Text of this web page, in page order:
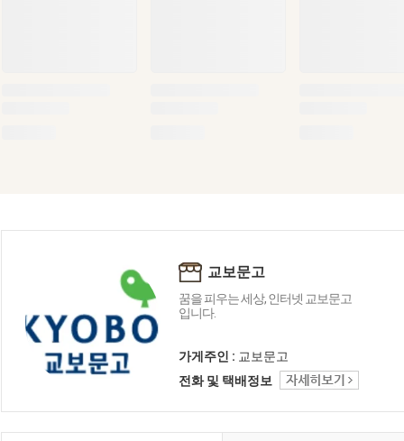
교보문고
꿈을 피우는 세상, 인터넷 교보문고
입니다.
가게주인 : 교보문고
전화 및 택배정보